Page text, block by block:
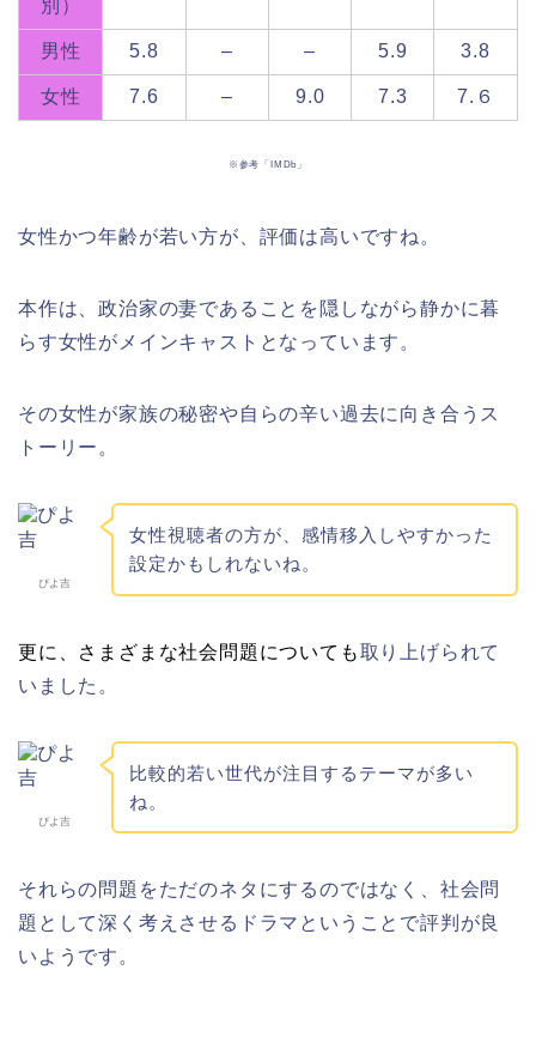
別）
男性 5.8 – – 5.9 3.8
女性 7.6 – 9.0 7.3 7.６
※参考「IMDb」
女性かつ年齢が若い方が、評価は高いですね。
本作は、政治家の妻であることを隠しながら静かに暮
らす女性がメインキャストとなっています。
その女性が家族の秘密や自らの辛い過去に向き合うス
トーリー。
ぴよ吉
女性視聴者の方が、感情移入しやすかった
設定かもしれないね。
更に、さまざまな社会問題についても取り上げられて
いました。
ぴよ吉
比較的若い世代が注目するテーマが多い
ね。
それらの問題をただのネタにするのではなく、社会問
題として深く考えさせるドラマということで評判が良
いようです。